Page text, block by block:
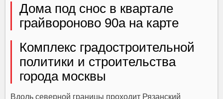
Дома под снос в квартале
грайвороново 90а на карте
Комплекс градостроительной
политики и строительства
города москвы
Вдоль северной границы проходит Рязанский